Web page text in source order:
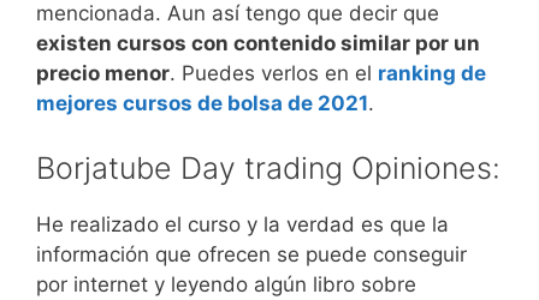
mencionada. Aun así tengo que decir que
existen cursos con contenido similar por un
precio menor. Puedes verlos en el ranking de
mejores cursos de bolsa de 2021.
Borjatube Day trading Opiniones:
He realizado el curso y la verdad es que la
información que ofrecen se puede conseguir
por internet y leyendo algún libro sobre